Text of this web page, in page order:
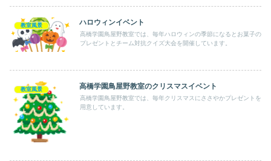
教室風景 ハロウィンイベント
高橋学園鳥屋野教室では、毎年ハロウィンの季節になるとお菓子の
プレゼントとチーム対抗クイズ大会を開催しています。
教室風景 高橋学園鳥屋野教室のクリスマスイベント
高橋学園鳥屋野教室では、毎年クリスマスにささやかプレゼントを
用意しています。